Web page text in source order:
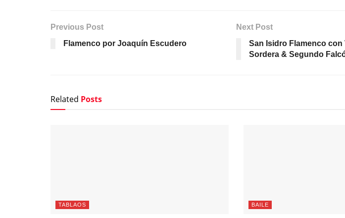
Previous Post
Flamenco por Joaquín Escudero
Next Post
San Isidro Flamenco con
Sordera & Segundo
Related Posts
TABLAOS BAILE